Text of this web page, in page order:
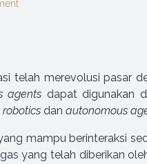
telah merevolusi pasar
agents dapat digunakan
robotics dan autonomous
mampu berinteraksi
yang telah diberikan